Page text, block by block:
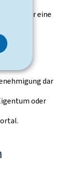
oder eine
dar
oder